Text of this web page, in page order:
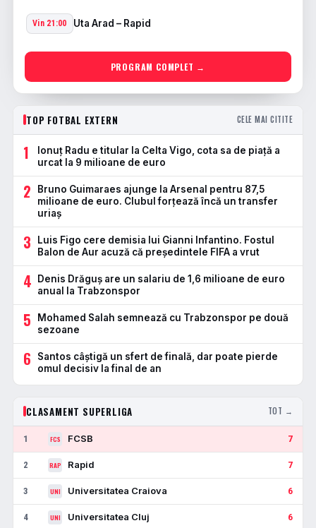
Vin 21:00 Uta Arad – Rapid
PROGRAM COMPLET →
TOP FOTBAL EXTERN CELE MAI CITITE
1
Ionuț Radu e titular la Celta Vigo, cota sa de piață a
urcat la 9 milioane de euro
2
Bruno Guimaraes ajunge la Arsenal pentru 87,5
milioane de euro. Clubul forțează încă un transfer
uriaș
3
Luis Figo cere demisia lui Gianni Infantino. Fostul
Balon de Aur acuză că președintele FIFA a vrut
4
Denis Drăguș are un salariu de 1,6 milioane de euro
anual la Trabzonspor
5
Mohamed Salah semnează cu Trabzonspor pe două
sezoane
6
Santos câștigă un sfert de finală, dar poate pierde
omul decisiv la final de an
CLASAMENT SUPERLIGA TOT →
1 FCS FCSB 7
2 RAP Rapid 7
3 UNI Universitatea Craiova 6
4 UNI Universitatea Cluj 6